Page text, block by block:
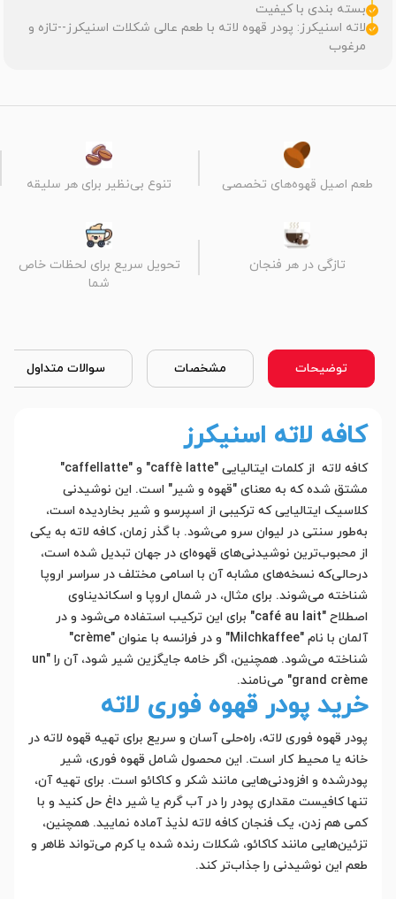
بسته بندی با کیفیت
لاته اسنیکرز: پودر قهوه لاته با طعم عالی شکلات اسنیکرز--تازه و
مرغوب
طعم اصیل قهوه‌های تخصصی تنوع بی‌نظیر برای هر سلیقه
تازگی در هر فنجان
تحویل سریع برای لحظات خاص
شما
توضیحات مشخصات سوالات متداول
کافه لاته اسنیکرز
کافه لاته از کلمات ایتالیایی "caffè latte" و "caffellatte"
مشتق شده که به معنای "قهوه و شیر" است. این نوشیدنی
کلاسیک ایتالیایی که ترکیبی از اسپرسو و شیر بخار‌دیده است،
به‌طور سنتی در لیوان سرو می‌شود. با گذر زمان، کافه لاته به یکی
از محبوب‌ترین نوشیدنی‌های قهوه‌ای در جهان تبدیل شده است،
درحالی‌که نسخه‌های مشابه آن با اسامی مختلف در سراسر اروپا
شناخته می‌شوند. برای مثال، در شمال اروپا و اسکاندیناوی
اصطلاح "café au lait" برای این ترکیب استفاده می‌شود و در
آلمان با نام "Milchkaffee" و در فرانسه با عنوان "crème"
شناخته می‌شود. همچنین، اگر خامه جایگزین شیر شود، آن را "un
grand crème" می‌نامند.
خرید پودر قهوه فوری لاته
پودر قهوه فوری لاته، راه‌حلی آسان و سریع برای تهیه قهوه لاته در
خانه یا محیط کار است. این محصول شامل قهوه فوری، شیر
پودرشده و افزودنی‌هایی مانند شکر و کاکائو است. برای تهیه آن،
تنها کافیست مقداری پودر را در آب گرم یا شیر داغ حل کنید و با
کمی هم زدن، یک فنجان کافه لاته لذیذ آماده نمایید. همچنین،
تزئین‌هایی مانند کاکائو، شکلات رنده شده یا کرم می‌تواند ظاهر و
طعم این نوشیدنی را جذاب‌تر کند.